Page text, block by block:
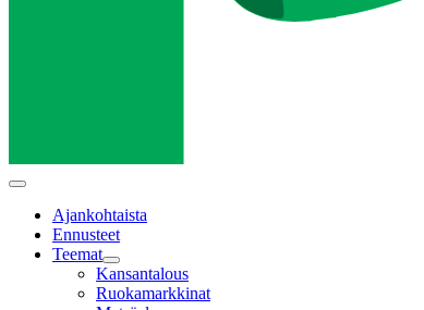
Main
Ajankohtaista
Ennusteet
Teemat
Child
menu
Kansantalous
Ruokamarkkinat